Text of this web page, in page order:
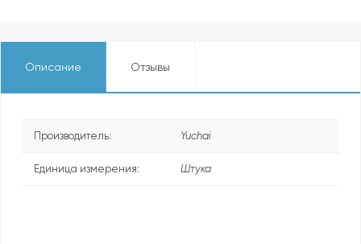
Описание Отзывы
Производитель: Yuchai
Единица измерения: Штука